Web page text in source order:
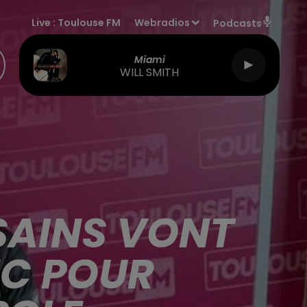
Live : Toulouse FM Webradios Podcasts
Miami
WILL SMITH
VONT
POUR